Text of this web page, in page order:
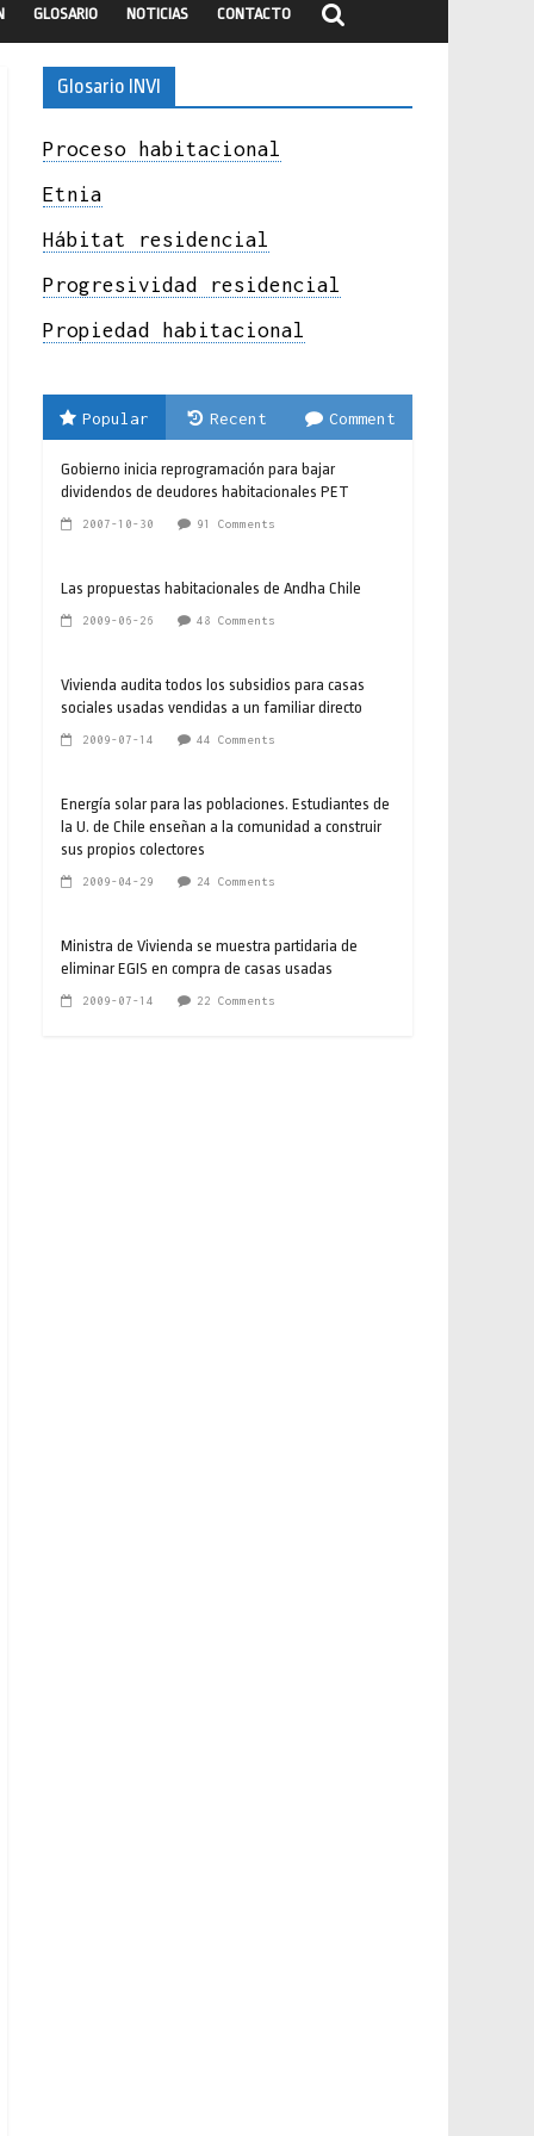
GLOSARIO NOTICIAS CONTACTO
Glosario INVI
Proceso habitacional
Etnia
Hábitat residencial
Progresividad residencial
Propiedad habitacional
Popular Recent Comment
Gobierno inicia reprogramación para bajar
dividendos de deudores habitacionales PET
2007-10-30 91 Comments
Las propuestas habitacionales de Andha Chile
2009-06-26 48 Comments
Vivienda audita todos los subsidios para casas
sociales usadas vendidas a un familiar directo
2009-07-14 44 Comments
Energía solar para las poblaciones. Estudiantes de
la U. de Chile enseñan a la comunidad a construir
sus propios colectores
2009-04-29 24 Comments
Ministra de Vivienda se muestra partidaria de
eliminar EGIS en compra de casas usadas
2009-07-14 22 Comments